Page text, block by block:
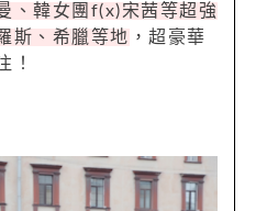
、韓女團f(x)宋茜等超強
斯、希臘等地 ，超豪華
！